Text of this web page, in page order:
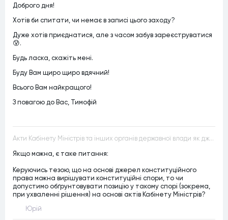
Доброго дня!
Хотів би спитати, чи немає в записі цього заходу?
Дуже хотів приєднатися, але з часом забув зареєструватися
😰.
Будь ласка, скажіть мені.
Буду Вам щиро щиро вдячний!
Всього Вам найкращого!
З повагою до Вас, Тимофій
Акти Кабінету Міністрів та інших органів державної влади як джерела конституційного права
Якщо можна, є таке питання:
Керуючись тезою, що на основі джерел конституційного
права можна вирішувати конституційні спори, то чи
допустимо обґрунтовувати позицію у такому спорі (зокрема,
при ухваленні рішення) на основі актів Кабінету Міністрів?
Юрій